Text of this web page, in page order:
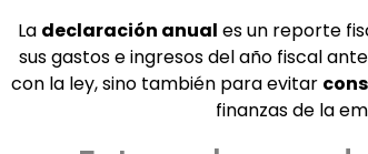
La declaración anual es un reporte
sus gastos e ingresos del año fiscal
con la ley, sino también para evitar
finanzas de la